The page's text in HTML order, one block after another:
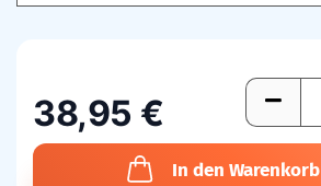
38,95 €
In den Warenkorb